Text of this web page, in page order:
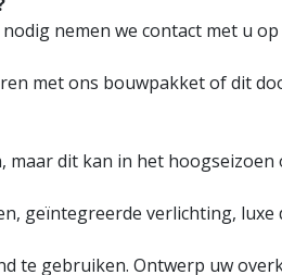
nemen we contact met u
met ons bouwpakket of dit
maar dit kan in het
geïntegreerde verlichting, luxe
te gebruiken. Ontwerp uw